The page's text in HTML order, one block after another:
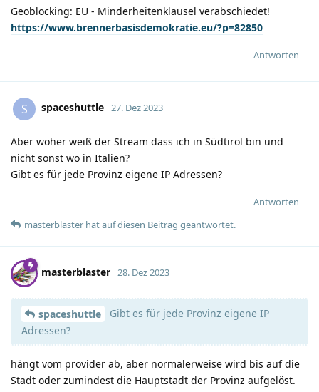
Geoblocking: EU - Minderheitenklausel verabschiedet!
https://www.brennerbasisdemokratie.eu/?p=82850
Antworten
S spaceshuttle 27. Dez 2023
Aber woher weiß der Stream dass ich in Südtirol bin und
nicht sonst wo in Italien?
Gibt es für jede Provinz eigene IP Adressen?
Antworten
masterblaster hatauf diesen Beitrag geantwortet.
masterblaster 28. Dez 2023
spaceshuttle
Gibt es für jede Provinz eigene IP
Adressen?
hängt vom provider ab, aber normalerweise wird bis auf die
Stadt oder zumindest die Hauptstadt der Provinz aufgelöst.